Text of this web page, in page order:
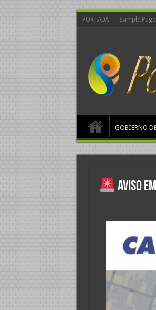
PORTADA Sample Page
GOBIERNO
AVISO